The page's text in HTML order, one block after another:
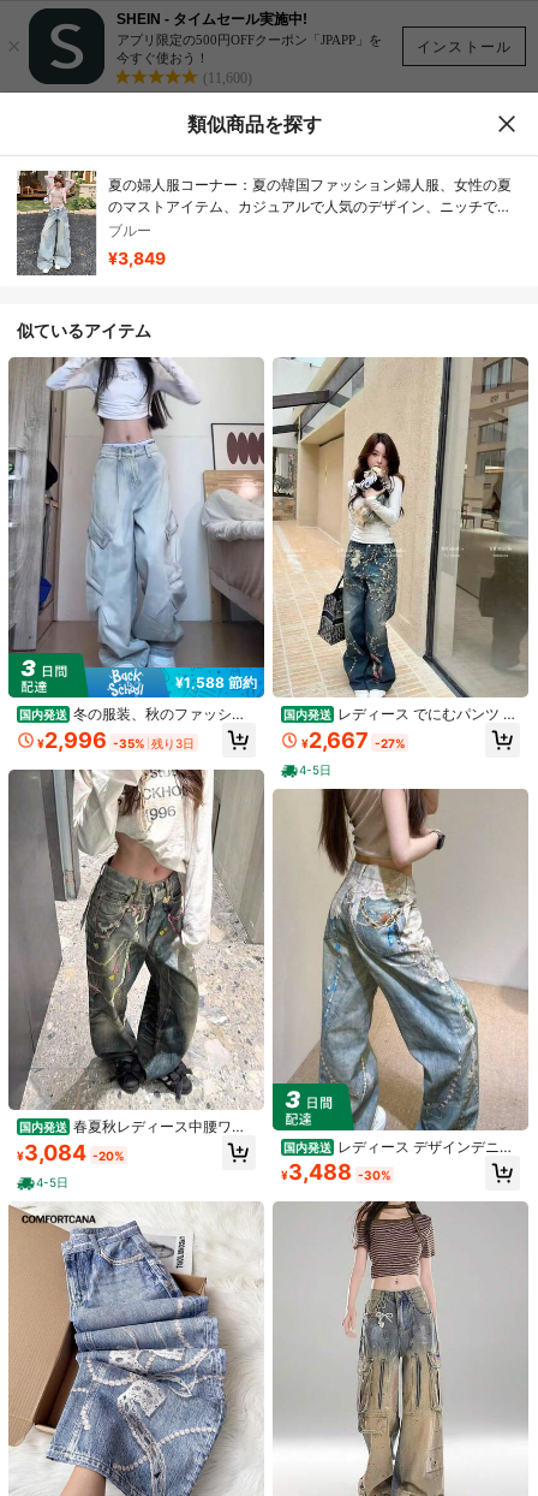
インストール
×
SHEIN - タイムセール実施中!
アプリ限定の500円OFFクーポン「JPAPP」を
今すぐ使おう！
(11,600)
3,849 -20% ¥4,812
3日間配達 最短で8月13日に到着
夏の婦人服コーナー：夏の韓国ファッション婦人服、
女性の夏のマストアイテム、カジュアルで人気の
デザイン、ニッチで人気のアイテム、リラックス
感のある美しい婦人パンツ、2026年初夏の新作ハイ
ウエストレースストレートパンツ、ワークパンツ、セ
クシーなトレンドワイドレッグパンツ、万能ロングパ
ンツ。
サイズ
S M L
サイズガイド
お探しのサイズがありませんか？ 教えてください
すべての サイズ は
お届け先 Japan
送料無料
3日間配達
500 ポイント 付与遅延
お届け予定日:8月13日
3日間配達 : 土日祝日を除く
返品無料
安全な支払い · プライバシー保護
Sold by & Ships from: BvN0duiJ
類似商品を探す
夏の婦人服コーナー：夏の韓国ファッション婦人服、女性の夏
のマストアイテム、カジュアルで人気のデザイン、ニッチで人
気のアイテム、リラックス感のある美しい婦人パンツ、2026年
初夏の新作ハイウエストレースストレートパンツ、ワークパン
ツ、セクシーなトレンドワイドレッグパンツ、万能ロングパン
ブルー
¥3,849
似ているアイテム
¥1,588 節約
国内発送 冬の服装、秋のファッショ
ン、女性用パンツ、アメリカンハイ
ストリートデザイン、ニッチなリラ
パンツ、女性用秋の新作、セクシー
なルーズフィット、ボーイフレンド
風リラックススタイル、ロング丈パ
ンツ
¥2,996 -35% 残り3日
国内発送 春夏秋レディース中腰ワイ
ドレッグジーンズ ウォッシュディス
トレスド ハート刺繍チェーン装飾カ
ラフルデコデニム ルーズフィット個
性的マイナーストリートパンツ 通勤
デイリー万能
¥3,084 -20%
4-5日
国内発送 レディース でにむパンツ ジ
ーンズ レディース ワイドデニム
¥2,667 -27%
4-5日
国内発送 レディース デザインデニム
パンツ ストレートシルエット 立体柄
レース風 パールディテール 体型カバ
ー 韓国スタイル 秋新作
¥3,488 -30%